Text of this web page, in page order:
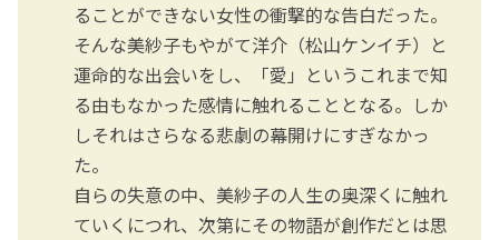
ることができない女性の衝撃的な告白だった。
そんな美紗子もやがて洋介（松山ケンイチ）と
運命的な出会いをし、「愛」というこれまで知
る由もなかった感情に触れることとなる。しか
しそれはさらなる悲劇の幕開けにすぎなかっ
た。
自らの失意の中、美紗子の人生の奥深くに触れ
ていくにつれ、次第にその物語が創作だとは思